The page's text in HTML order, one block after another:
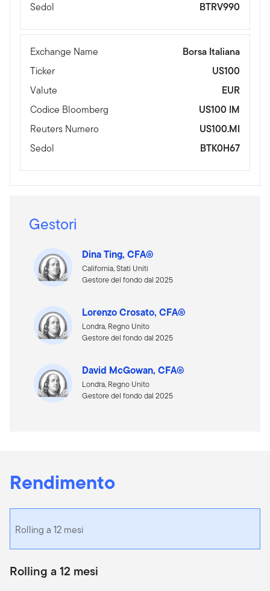
Sedol BTRV990
Exchange Name
Borsa Italiana
Ticker
US100
Valute
EUR
Codice Bloomberg
US100 IM
Reuters Numero
US100.MI
Sedol
BTK0H67
Gestori
Dina Ting, CFA®
California, Stati Uniti
Gestore del fondo dal 2025
Lorenzo Crosato, CFA®
Londra, Regno Unito
Gestore del fondo dal 2025
David McGowan, CFA®
Londra, Regno Unito
Gestore del fondo dal 2025
Rendimento
Rolling a 12 mesi
Rolling a 12 mesi